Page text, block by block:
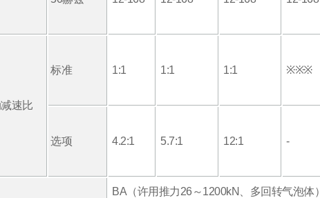
速比
标准 1:1 1:1 1:1 ※※※
选项 4.2:1 5.7:1 12:1 -
BA（许用推力26～1200kN、多回转气泡体）